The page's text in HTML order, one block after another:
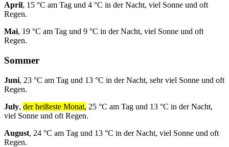
April, 15 °C am Tag und 4 °C in der Nacht, viel Sonne und oft
Regen.
Mai, 19 °C am Tag und 9 °C in der Nacht, viel Sonne und oft
Regen.
Sommer
Juni, 23 °C am Tag und 13 °C in der Nacht, sehr viel Sonne und oft
Regen.
July, der heißeste Monat, 25 °C am Tag und 13 °C in der Nacht,
viel Sonne und oft Regen.
August, 24 °C am Tag und 13 °C in der Nacht, viel Sonne und oft
Regen.